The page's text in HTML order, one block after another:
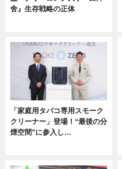
舍』生存戦略の正体
「家庭用タバコ専用スモーク
クリーナー」登場！“最後の分
煙空間”に参入し…